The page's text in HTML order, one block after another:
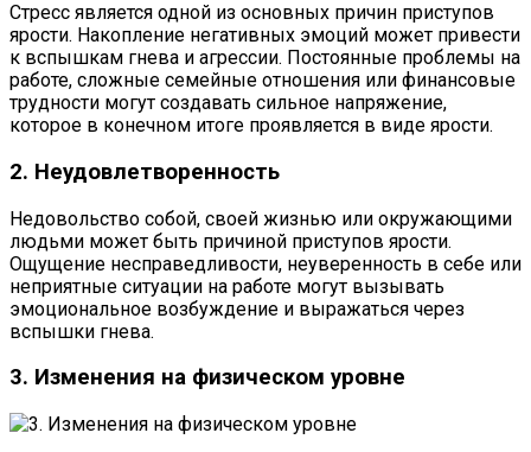
Стресс является одной из основных причин приступов
ярости. Накопление негативных эмоций может привести
к вспышкам гнева и агрессии. Постоянные проблемы на
работе, сложные семейные отношения или финансовые
трудности могут создавать сильное напряжение,
которое в конечном итоге проявляется в виде ярости.
2. Неудовлетворенность
Недовольство собой, своей жизнью или окружающими
людьми может быть причиной приступов ярости.
Ощущение несправедливости, неуверенность в себе или
неприятные ситуации на работе могут вызывать
эмоциональное возбуждение и выражаться через
вспышки гнева.
3. Изменения на физическом уровне